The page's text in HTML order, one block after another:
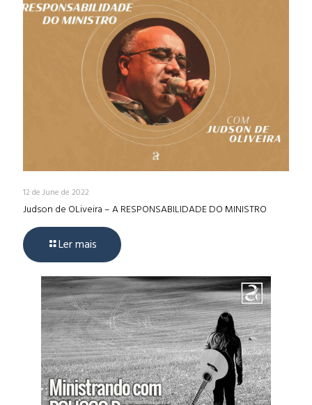
12 de June de 2022
Judson de OLiveira – A RESPONSABILIDADE DO MINISTRO
Ler mais